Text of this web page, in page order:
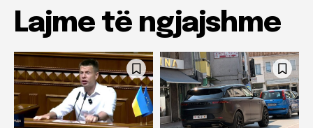
Lajme të ngjajshme